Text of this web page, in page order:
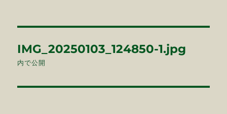
稿
IMG_20250103_124850-1.jpg
内で公開